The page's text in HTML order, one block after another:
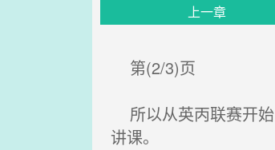
上一章
第(2/3)页
所以从英丙联赛开
讲课。